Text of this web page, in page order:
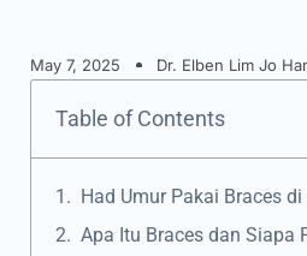
May 7, 2025 Dr. Elben Lim Jo
Table of Contents
Had Umur Pakai Braces
Apa Itu Braces dan Siapa